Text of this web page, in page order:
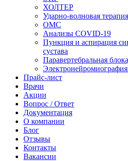
ХОЛТЕР
Ударно-волновая
ОМС
Анализы COVID-19
Пункция и аспирация
сустава
Паравертебральная
Прайс-лист
Врачи
Акции
Вопрос / Ответ
Документация
О компании
Блог
Отзывы
Контакты
Вакансии